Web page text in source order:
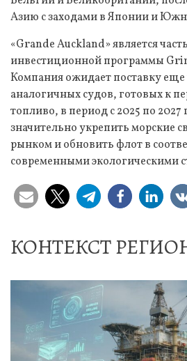
Азию с заходами в Японии и
«Grande Auckland» является
инвестиционной программы
Компания ожидает поставку
аналогичных судов, готовых к
топливо, в период с 2025 по 2027
значительно укрепить морские
рынком и обновить флот в
современными экологическими
КОНТЕКСТ